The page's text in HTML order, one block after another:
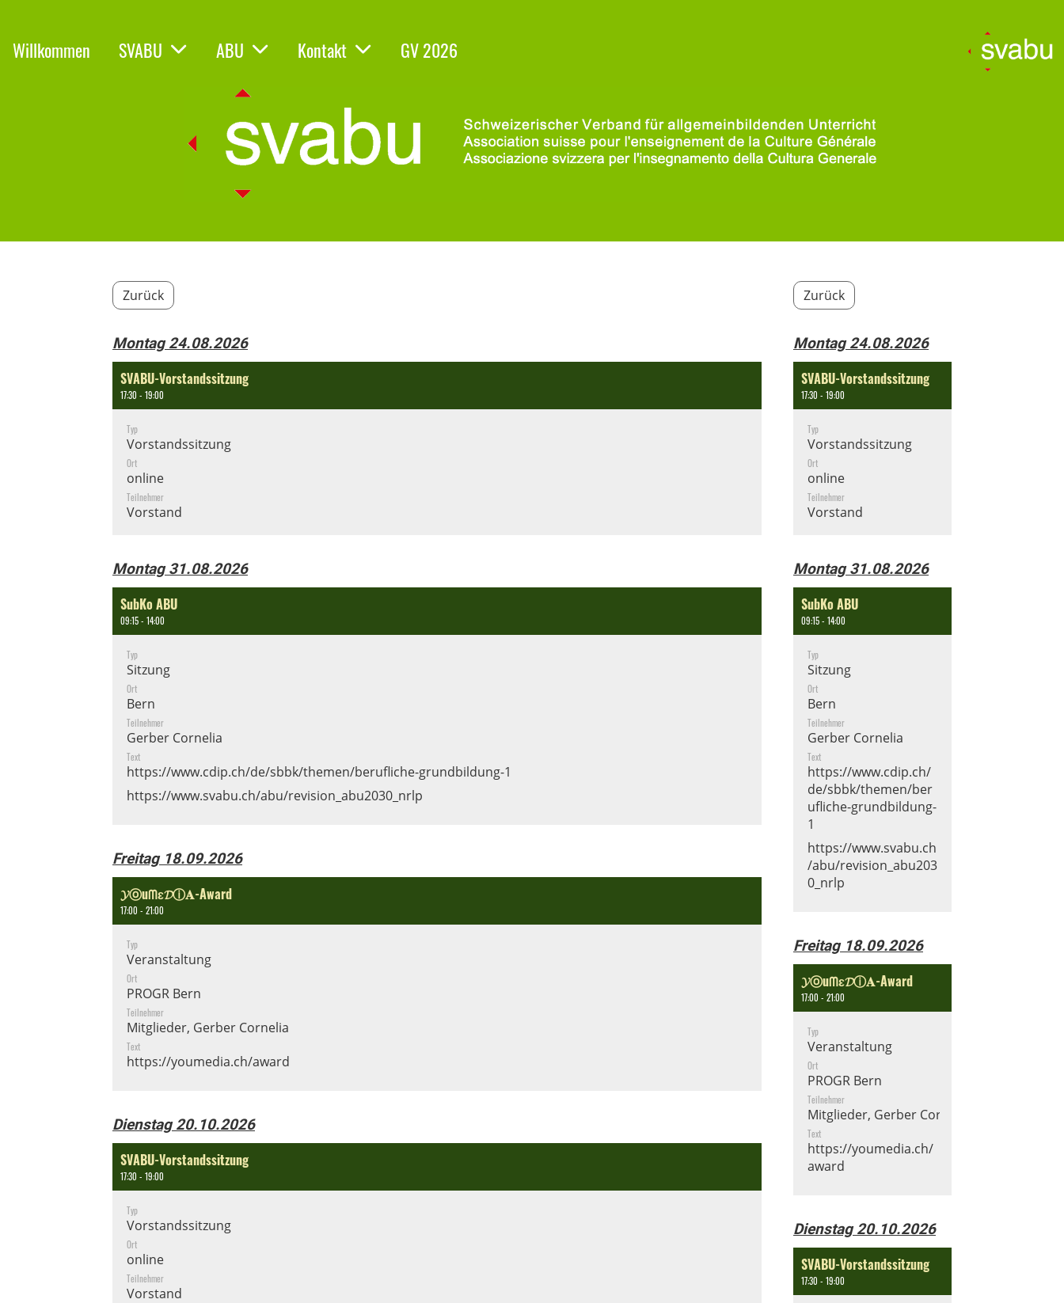
Willkommen SVABU ABU Kontakt GV 2026
Zurück
Montag 24.08.2026
SVABU-Vorstandssitzung
17:30 - 19:00
Typ
Vorstandssitzung
Ort
online
Teilnehmer
Vorstand
Montag 31.08.2026
SubKo ABU
09:15 - 14:00
Typ
Sitzung
Ort
Bern
Teilnehmer
Gerber Cornelia
Text
https://www.cdip.ch/de/sbbk/themen/berufliche-grundbildung-1
https://www.svabu.ch/abu/revision_abu2030_nrlp
Freitag 18.09.2026
𝓨ⓞuᗰɛ𝓓ⓘ𝐀-Award
17:00 - 21:00
Typ
Veranstaltung
Ort
PROGR Bern
Teilnehmer
Mitglieder, Gerber Cornelia
Text
https://youmedia.ch/award
Dienstag 20.10.2026
SVABU-Vorstandssitzung
17:30 - 19:00
Typ
Vorstandssitzung
Ort
online
Teilnehmer
Vorstand
Zurück
Montag 24.08.2026
SVABU-Vorstandssitzung
17:30 - 19:00
Typ
Vorstandssitzung
Ort
online
Teilnehmer
Vorstand
Montag 31.08.2026
SubKo ABU
09:15 - 14:00
Typ
Sitzung
Ort
Bern
Teilnehmer
Gerber Cornelia
Text
https://www.cdip.ch/
de/sbbk/themen/ber
ufliche-grundbildung-
1
https://www.svabu.ch
/abu/revision_abu203
0_nrlp
Freitag 18.09.2026
𝓨ⓞuᗰɛ𝓓ⓘ𝐀-Award
17:00 - 21:00
Typ
Veranstaltung
Ort
PROGR Bern
Teilnehmer
Mitglieder, Gerber Cornelia
Text
https://youmedia.ch/
award
Dienstag 20.10.2026
SVABU-Vorstandssitzung
17:30 - 19:00